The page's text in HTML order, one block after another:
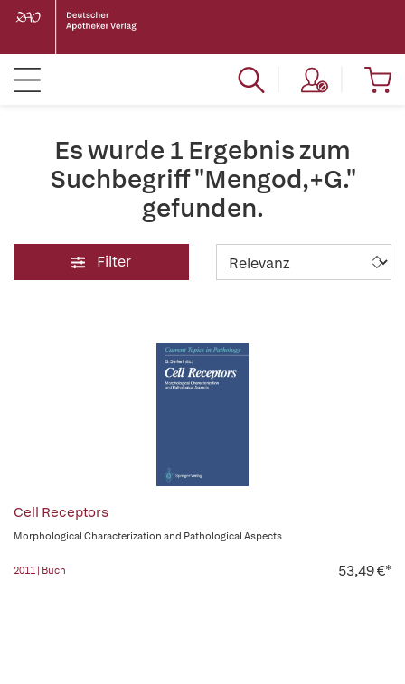
Es wurde 1 Ergebnis zum
Suchbegriff "Mengod,+G."
gefunden.
Filter
Cell Receptors
Morphological Characterization and Pathological Aspects
2011 | Buch 53,49 €*